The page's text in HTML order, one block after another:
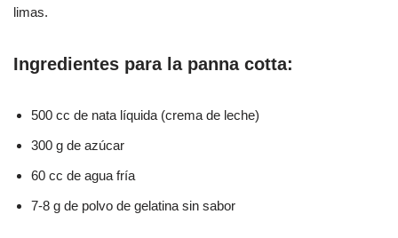
limas.
Ingredientes para la panna cotta:
500 cc de nata líquida (crema de leche)
300 g de azúcar
60 cc de agua fría
7-8 g de polvo de gelatina sin sabor